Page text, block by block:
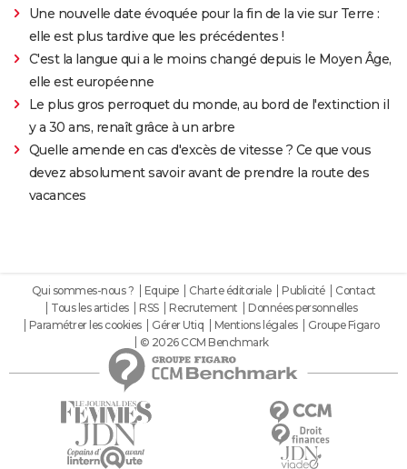
Une nouvelle date évoquée pour la fin de la vie sur Terre :
elle est plus tardive que les précédentes !
C'est la langue qui a le moins changé depuis le Moyen Âge,
elle est européenne
Le plus gros perroquet du monde, au bord de l'extinction il
y a 30 ans, renaît grâce à un arbre
Quelle amende en cas d'excès de vitesse ? Ce que vous
devez absolument savoir avant de prendre la route des
vacances
Qui sommes-nous ? Equipe Charte éditoriale Publicité
Contact
Tous les articles
RSS Recrutement
Données personnelles
Paramétrer les cookies
Gérer Utiq Mentions légales
Groupe Figaro
© 2026 CCM Benchmark